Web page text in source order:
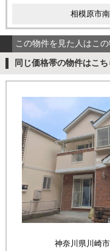
相模原市
この物件を見た人はこ
同じ価格帯の物件はこち
神奈川県川崎